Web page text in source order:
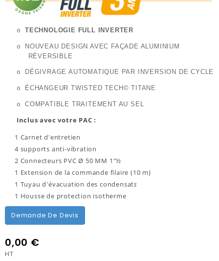
o TECHNOLOGIE FULL INVERTER
o
NOUVEAU DESIGN AVEC FAÇADE ALUMINIUM
RÉVERSIBLE
o DÉGIVRAGE AUTOMATIQUE PAR INVERSION DE CYCLE
o ÉCHANGEUR TWISTED TECH© TITANE
o COMPATIBLE TRAITEMENT AU SEL
Inclus avec votre PAC :
1 Carnet d'entretien
4 supports anti-vibration
2 Connecteurs PVC Ø 50 MM 1″½
1 Extension de la commande filaire (10 m)
1 Tuyau d'évacuation des condensats
1 Housse de protection isotherme
Demande De Devis
0,00 €
HT